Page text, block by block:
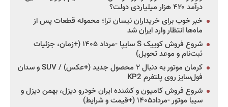
درآمد ۴۲۰ هزار میلیاردی دولت؟
خبر خوب برای خریداران نیسان ترا؛ محموله قطعات پس از
ماه‌ها انتظار وارد ایران شد
شروع فروش کوییک S سایپا -مرداد ۱۴۰۵ (+زمان، جزئیات
ثبت‌نام و موعد تحویل)
کرمان موتور به دنبال ۲ محصول جدید (+عکس) / SUV و سدان
فول‌سایز روی پلتفرم KP2
شروع فروش کامیون و کشنده ایران خودرو دیزل، بهمن دیزل و
سیبا موتور -مرداد۱۴۰۵ (+قیمت و شرایط)